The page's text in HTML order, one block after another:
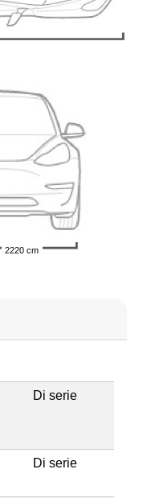
2220 cm
Di serie
Di serie